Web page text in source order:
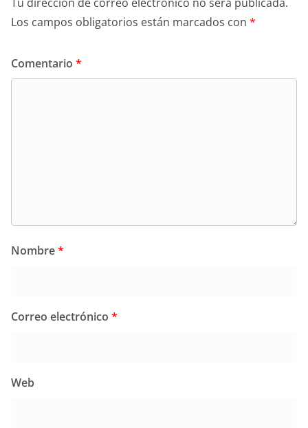
Los campos obligatorios están marcados con *
Comentario *
Nombre*
Correo electrónico *
Web